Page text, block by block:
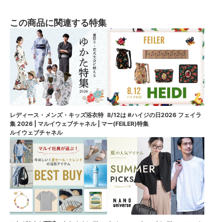
この商品に関連する特集
レディース・メンズ・キッズ浴衣特
集 2026 | マルイウェブチャネル | マ
ルイウェブチャネル
8/12は #ハイジの日2026 フェイラ
ー(FEILER)特集